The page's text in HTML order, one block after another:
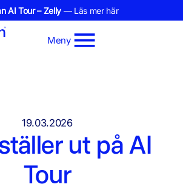
AI Tour – Zelly — Läs mer här
Meny
19.03.2026
ut på AI
Tour